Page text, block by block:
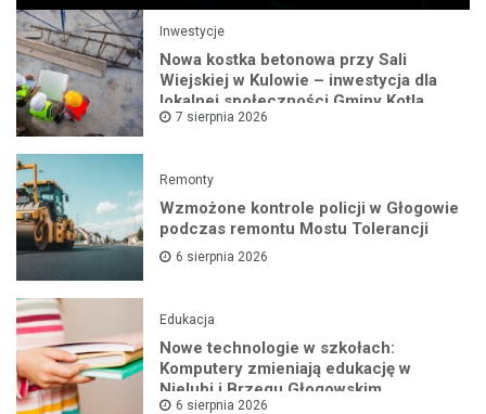
Inwestycje
Nowa kostka betonowa przy Sali
Wiejskiej w Kulowie – inwestycja dla
lokalnej społeczności Gminy Kotla
7 sierpnia 2026
Remonty
Wzmożone kontrole policji w Głogowie
podczas remontu Mostu Tolerancji
6 sierpnia 2026
Edukacja
Nowe technologie w szkołach:
Komputery zmieniają edukację w
Nielubi i Brzegu Głogowskim
6 sierpnia 2026